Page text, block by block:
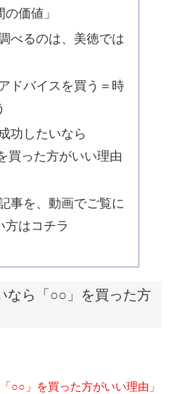
価値」
べるのは、美徳では
ドバイスを買う＝時
功したいなら
買った方がいい理由
事を、動画でご覧に
方はコチラ
なら「○○」を買った方
○○」を買った方がいい理由」